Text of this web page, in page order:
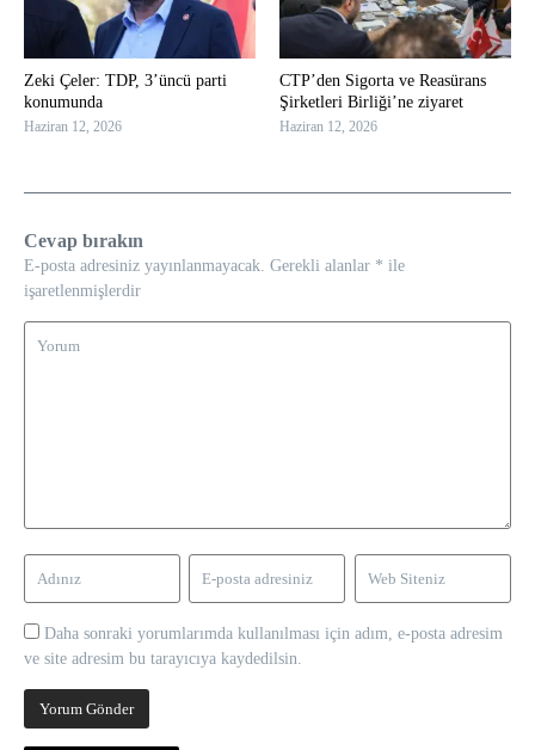
Zeki Çeler: TDP, 3’üncü parti
konumunda
Haziran 12, 2026
CTP’den Sigorta ve Reasürans
Şirketleri Birliği’ne ziyaret
Haziran 12, 2026
Cevap bırakın
E-posta adresiniz yayınlanmayacak. Gerekli alanlar * ile
işaretlenmişlerdir
Daha sonraki yorumlarımda kullanılması için adım, e-posta adresim
ve site adresim bu tarayıcıya kaydedilsin.